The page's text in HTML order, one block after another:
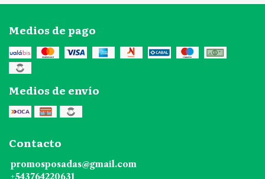
Medios de pago
Medios de envío
Contacto
promosposadas@gmail.com
+543764220631